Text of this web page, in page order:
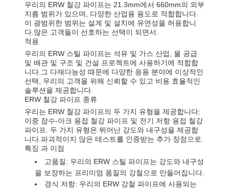
우리의 ERW 철강 파이프는 21.3mm에서 660mm의 외부
지름 범위가 있으며, 다양한 산업용 용도로 적합합니다.
이 광범위한 범위는 설계 및 설치에 유연성을 허용합니
다.많은 고객들이 선호하는 선택이 되면서.
적용
우리의 ERW 스틸 파이프는 석유 및 가스 산업, 물 공급
및 배관 및 구조 및 건설 프로젝트에 사용하기에 적합합
니다.그 다재다능성 때문에 다양한 응용 분야에 이상적인
선택, 우리의 고객을 위해 신뢰할 수 있고 비용 효율적인
솔루션을 제공합니다.
ERW 철강 파이프 종류
우리는 ERW 철강 파이프의 두 가지 유형을 제공합니다:
이중 잠수-아크 용접 철강 파이프 및 전기 저항 용접 철강
파이프. 두 가지 유형은 뛰어난 강도와 내구성을 제공합
니다.파괴적이지 않은 테스트를 인증받는 추가 장점으로.
특징 과 이점
고품질: 우리의 ERW 스틸 파이프는 강도와 내구성
을 보장하는 프리미엄 품질의 강철으로 만들어집니다.
경식 저항: 우리의 ERW 강철 파이프에 사용되는